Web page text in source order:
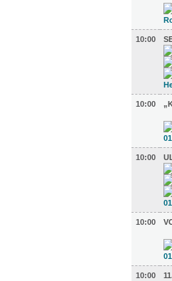
10:00
10:00
10:00
10:00
10:00